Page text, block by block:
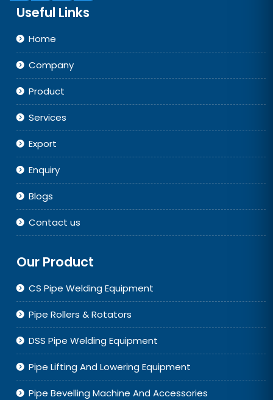
Useful Links
Home
Company
Product
Services
Export
Enquiry
Blogs
Contact us
Our Product
CS Pipe Welding Equipment
Pipe Rollers & Rotators
DSS Pipe Welding Equipment
Pipe Lifting And Lowering Equipment
Pipe Bevelling Machine And Accessories